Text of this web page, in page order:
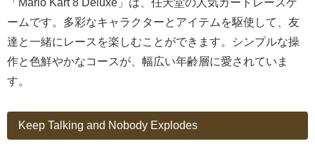
ームです。多彩なキャラクターとアイテムを駆使して、友
達と一緒にレースを楽しむことができます。シンプルな操
作と色鮮やかなコースが、幅広い年齢層に愛されていま
す。
Keep Talking and Nobody Explodes